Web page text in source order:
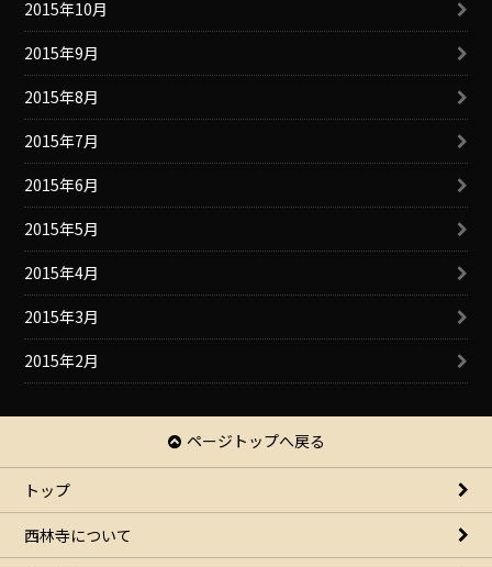
2015年10月
2015年9月
2015年8月
2015年7月
2015年6月
2015年5月
2015年4月
2015年3月
2015年2月
ページトップへ戻る
トップ
西林寺について